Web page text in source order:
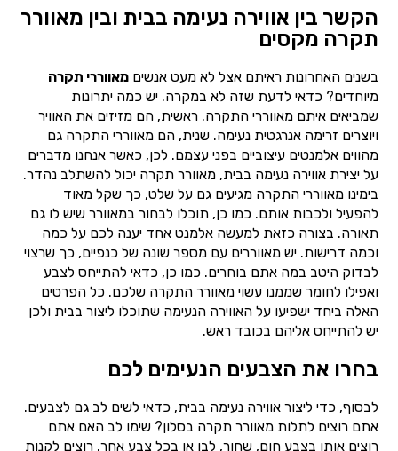
הקשר בין אווירה נעימה בבית ובין מאוורר
תקרה מקסים
בשנים האחרונות ראיתם אצל לא מעט אנשיםמאווררי תקרה
מיוחדים? כדאי לדעת שזה לא במקרה. יש כמה יתרונות
שמביאים איתם מאווררי התקרה. ראשית, הם מזיזים את האוויר
ויוצרים זרימה אנרגטית נעימה. שנית, הם מאווררי התקרה גם
מהווים אלמנטים עיצוביים בפני עצמם. לכן, כאשר אנחנו מדברים
על יצירת אווירה נעימה בבית, מאוורר תקרה יכול להשתלב נהדר.
בימינו מאווררי התקרה מגיעים גם על שלט, כך שקל מאוד
להפעיל ולכבות אותם. כמו כן, תוכלו לבחור במאוורר שיש לו גם
תאורה. בצורה כזאת למעשה אלמנט אחד יענה לכם על כמה
וכמה דרישות. יש מאווררים עם מספר שונה של כנפיים, כך שרצוי
לבדוק היטב במה אתם בוחרים. כמו כן, כדאי להתייחס לצבע
ואפילו לחומר שממנו עשוי מאוורר התקרה שלכם. כל הפרטים
האלה ביחד ישפיעו על האווירה הנעימה שתוכלו ליצור בבית ולכן
יש להתייחס אליהם בכובד ראש.
בחרו את הצבעים הנעימים לכם
לבסוף, כדי ליצור אווירה נעימה בבית, כדאי לשים לב גם לצבעים.
אתם רוצים לתלות מאוורר תקרה בסלון? שימו לב האם אתם
רוצים אותו בצבע חום, שחור, לבן או בכל צבע אחר. רוצים לקנות